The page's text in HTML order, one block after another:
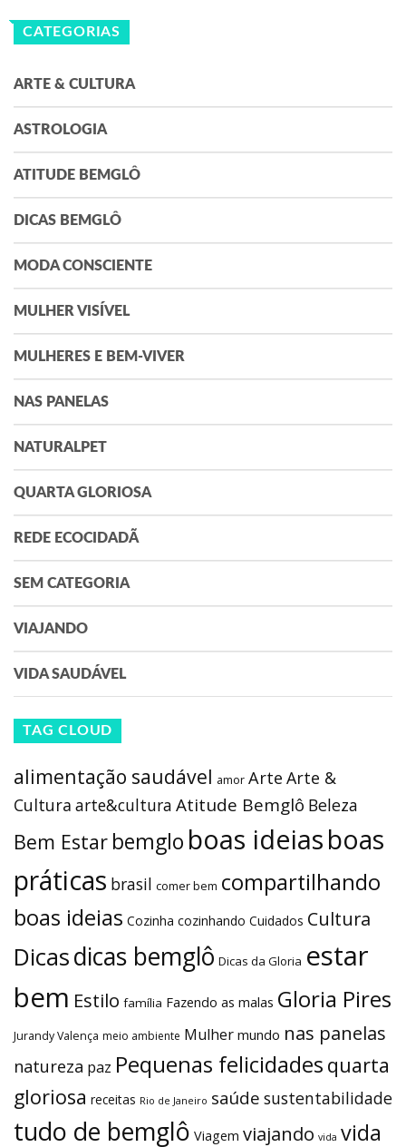
CATEGORIAS
ARTE & CULTURA
ASTROLOGIA
ATITUDE BEMGLÔ
DICAS BEMGLÔ
MODA CONSCIENTE
MULHER VISÍVEL
MULHERES E BEM-VIVER
NAS PANELAS
NATURALPET
QUARTA GLORIOSA
REDE ECOCIDADÃ
SEM CATEGORIA
VIAJANDO
VIDA SAUDÁVEL
TAG CLOUD
alimentação saudável amor Arte Arte &
Cultura arte&cultura Atitude Bemglô Beleza
Bem Estar bemglo boas ideiasboas
práticas brasil comer bem compartilhando
boas ideias Cozinha cozinhando Cuidados Cultura
Dicasdicas bemglô Dicas da Gloria estar
bem Estilo família Fazendo as malas Gloria Pires
Jurandy Valença meio ambiente Mulher mundo nas panelas
natureza paz Pequenas felicidades quarta
gloriosa receitas Rio de Janeiro saúde sustentabilidade
tudo de bemglô Viagem viajando vida vida